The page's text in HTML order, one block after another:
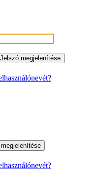
Jelszó megjelenítése